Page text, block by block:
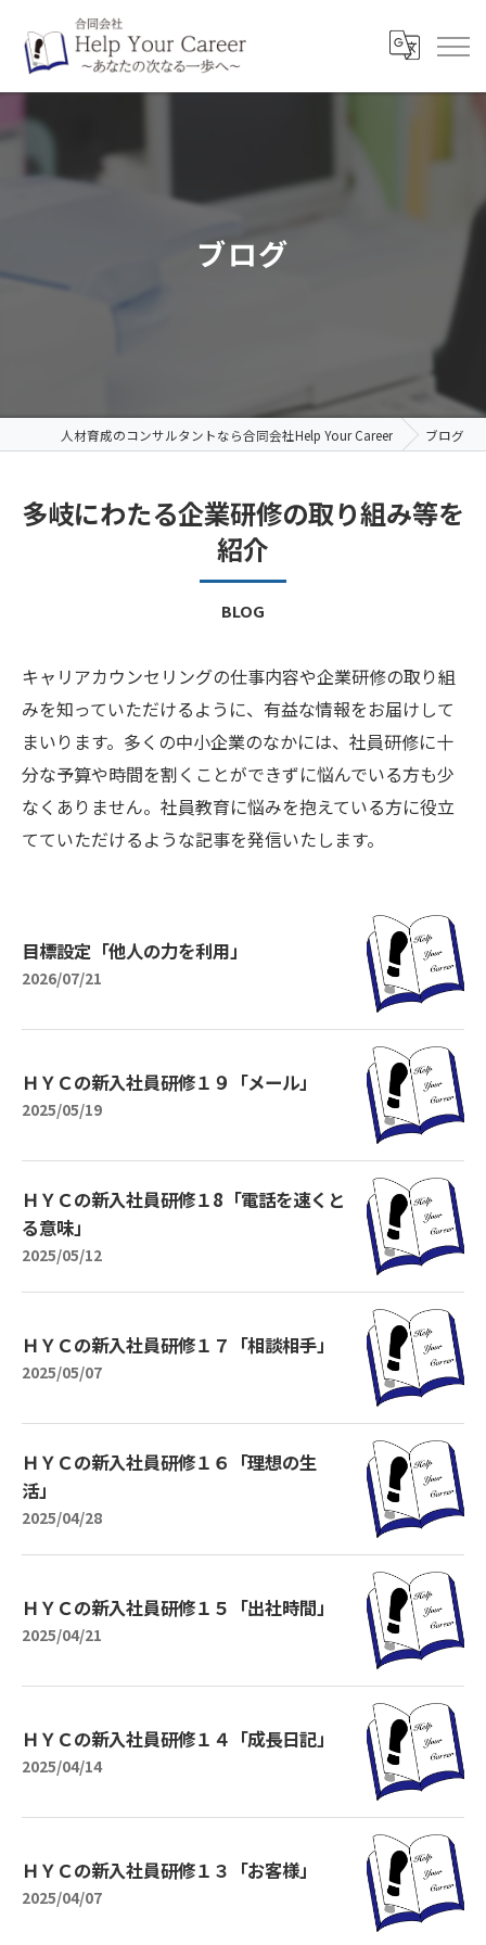
ブログ
人材育成のコンサルタントなら合同会社Help Your Career ブログ
多岐にわたる企業研修の取り組み等を
紹介
BLOG
キャリアカウンセリングの仕事内容や企業研修の取り組
みを知っていただけるように、有益な情報をお届けして
まいります。多くの中小企業のなかには、社員研修に十
分な予算や時間を割くことができずに悩んでいる方も少
なくありません。社員教育に悩みを抱えている方に役立
てていただけるような記事を発信いたします。
目標設定「他人の力を利用」
2026/07/21
ＨＹＣの新入社員研修１９「メール」
2025/05/19
ＨＹＣの新入社員研修１8「電話を速くと
る意味」
2025/05/12
ＨＹＣの新入社員研修１７「相談相手」
2025/05/07
ＨＹＣの新入社員研修１６「理想の生
活」
2025/04/28
ＨＹＣの新入社員研修１５「出社時間」
2025/04/21
ＨＹＣの新入社員研修１４「成長日記」
2025/04/14
ＨＹＣの新入社員研修１３「お客様」
2025/04/07